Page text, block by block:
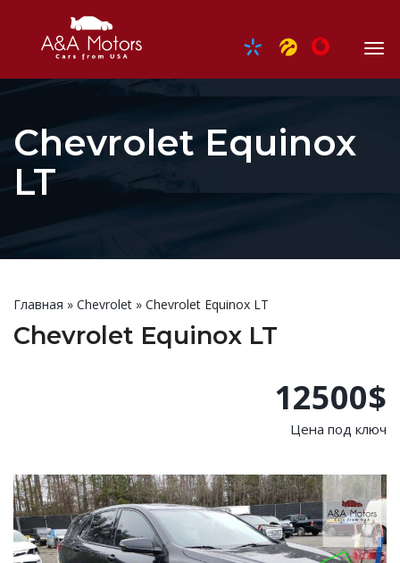
Chevrolet Equinox
LT
Главная » Chevrolet » Chevrolet Equinox LT
Chevrolet Equinox LT
12500$
Цена под ключ